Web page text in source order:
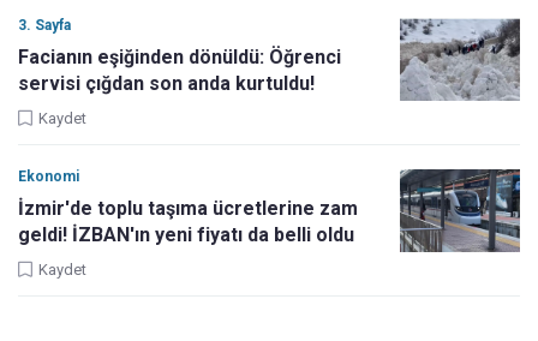
3. Sayfa
Facianın eşiğinden dönüldü: Öğrenci
servisi çığdan son anda kurtuldu!
Kaydet
Ekonomi
İzmir'de toplu taşıma ücretlerine zam
geldi! İZBAN'ın yeni fiyatı da belli oldu
Kaydet